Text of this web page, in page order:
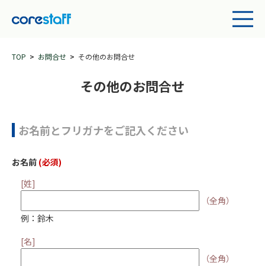
TOP お問合せ その他のお問合せ
その他のお問合せ
お名前とフリガナをご記入ください
お名前 (必須)
[姓]
（全角）
例：鈴木
[名]
（全角）